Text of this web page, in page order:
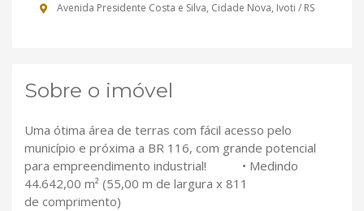
Avenida Presidente Costa e Silva, Cidade Nova, Ivoti / RS
Sobre o imóvel
Uma ótima área de terras com fácil acesso pelo
município e próxima a BR 116, com grande potencial
para empreendimento industrial! • Medindo
44.642,00 m² (55,00 m de largura x 811
de comprimento)